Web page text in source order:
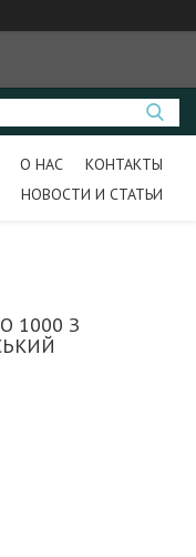
О НАС
КОНТАКТЫ
НОВОСТИ И СТАТЬИ
1000 З